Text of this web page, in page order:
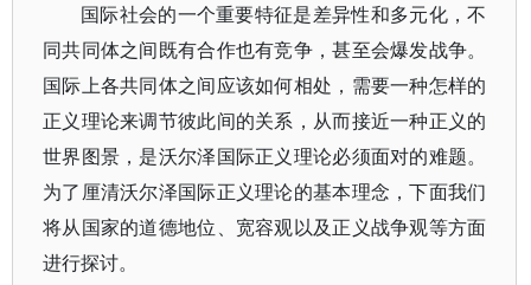
国际社会的一个重要特征是差异性和多元化，不
同共同体之间既有合作也有竞争，甚至会爆发战争。
国际上各共同体之间应该如何相处，需要一种怎样的
正义理论来调节彼此间的关系，从而接近一种正义的
世界图景，是沃尔泽国际正义理论必须面对的难题。
为了厘清沃尔泽国际正义理论的基本理念，下面我们
将从国家的道德地位、宽容观以及正义战争观等方面
进行探讨。